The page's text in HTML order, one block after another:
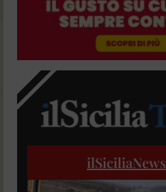
ilSiciliaNews